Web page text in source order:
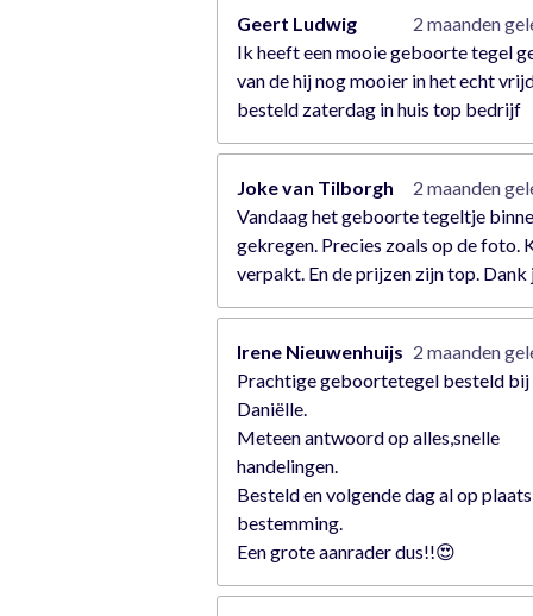
Geert Ludwig
2 maanden
Ik heeft een mooie geboorte tegel
van de hij nog mooier in het echt
besteld zaterdag in huis top bedrijf
Joke van Tilborgh
2 maanden
Vandaag het geboorte tegeltje
gekregen. Precies zoals op de foto.
verpakt. En de prijzen zijn top. Dank
Irene Nieuwenhuijs 2 maanden
Prachtige geboortetegel besteld bij
Daniëlle.
Meteen antwoord op alles,snelle
handelingen.
Besteld en volgende dag al op
bestemming.
Een grote aanrader dus!!😍